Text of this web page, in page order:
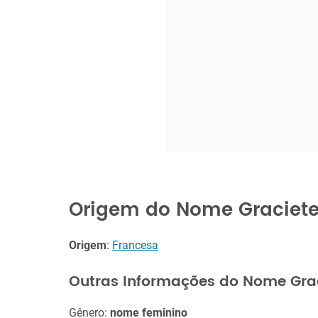
Origem do Nome
Origem: Francesa
Outras Informações do Nome
Gênero: nome feminino